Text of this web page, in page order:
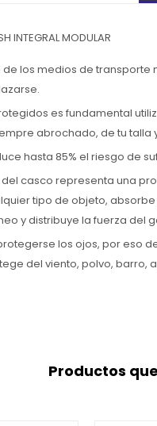
INTEGRAL MODULAR
de los medios de
es fundamental
abrochado, de tu talla
hasta 85% el riesgo de
del casco representa una
tipo de objeto,
y distribuye la fuerza del
los ojos, por eso
del viento, polvo, barro,
Productos